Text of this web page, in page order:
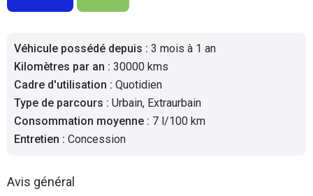
Utilitaires
Flottes
Auto
Services
Forum
Véhicule possédé depuis : 3 mois à 1 an
Kilomètres par an : 30000 kms
Cadre d'utilisation : Quotidien
Type de parcours : Urbain, Extraurbain
Consommation moyenne : 7 l/100 km
Entretien : Concession
Avis général